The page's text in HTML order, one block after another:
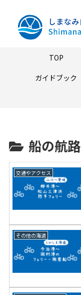
TOP
ガイドブック
船の航路
交通やアクセス
その他の海道